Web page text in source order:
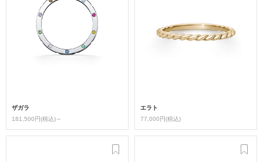
ザガラ
181,500円(税込)～
エラト
77,000円(税込)